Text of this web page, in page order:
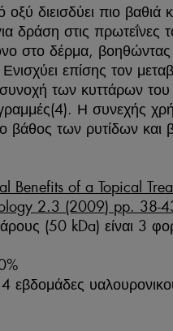
διεισδύει πιο βαθιά
δράση στις πρωτεΐνες
στο δέρμα,
επίσης τον
των κυττάρων
Η συνεχής
βάθος των ρυτίδων και
of a Topical
2.3 (2009) pp. 38-
(50 kDa) είναι 3
εβδομάδες